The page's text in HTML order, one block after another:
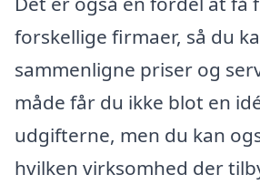
forskellige firmaer, så du
sammenligne priser og
måde får du ikke blot en
udgifterne, men du kan
hvilken virksomhed der